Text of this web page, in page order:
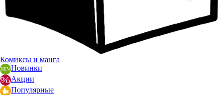
Комиксы и манга
Новинки
Акции
Популярные